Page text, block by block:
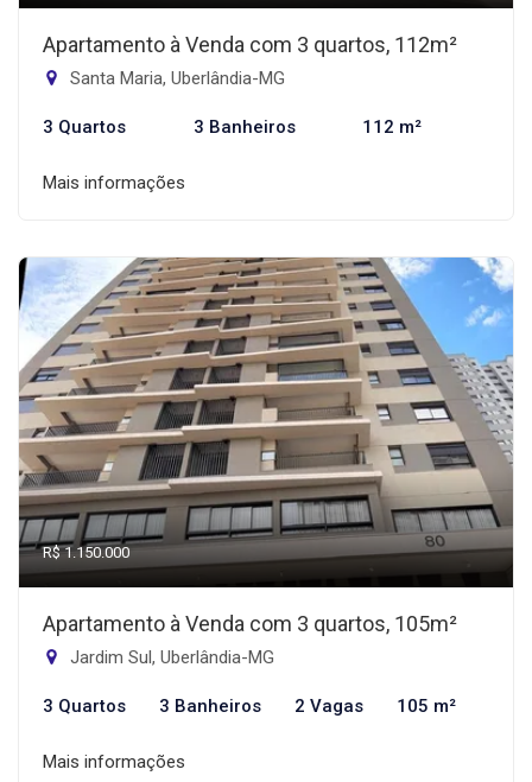
Apartamento à Venda com 3 quartos, 112m²
Santa Maria, Uberlândia-MG
3 Quartos 3 Banheiros 112 m²
Mais informações
R$ 1.150.000
Apartamento à Venda com 3 quartos, 105m²
Jardim Sul, Uberlândia-MG
3 Quartos 3 Banheiros 2 Vagas 105 m²
Mais informações